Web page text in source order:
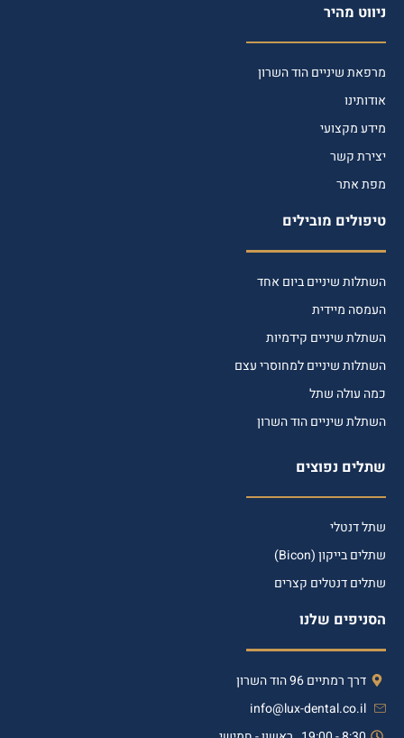
ניווט מהיר
מרפאת שיניים הוד השרון
אודותינו
מידע מקצועי
יצירת קשר
מפת אתר
טיפולים מובילים
השתלות שיניים ביום אחד
העמסה מיידית
השתלת שיניים קידמיות
השתלות שיניים למחוסרי עצם
כמה עולה שתל
השתלת שיניים הוד השרון
שתלים נפוצים
שתל דנטלי
שתלים בייקון (Bicon)
שתלים דנטלים קצרים
הסניפים שלנו
דרך רמתיים 96 הוד השרון
info@lux-dental.co.il